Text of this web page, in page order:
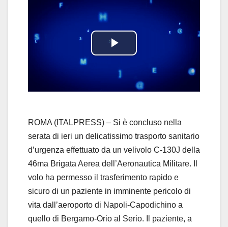
P
l
y
V
i
d
e
ROMA (ITALPRESS) – Si è concluso nella
serata di ieri un delicatissimo trasporto sanitario
d’urgenza effettuato da un velivolo C-130J della
46ma Brigata Aerea dell’Aeronautica Militare. Il
volo ha permesso il trasferimento rapido e
sicuro di un paziente in imminente pericolo di
vita dall’aeroporto di Napoli-Capodichino a
quello di Bergamo-Orio al Serio. Il paziente, a